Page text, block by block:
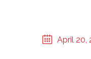
April 20,